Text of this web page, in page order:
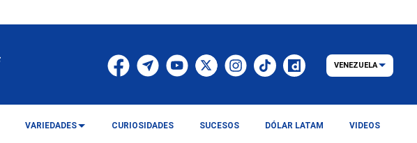
VENEZUELA
VARIEDADES CURIOSIDADES SUCESOS DÓLAR LATAM VIDEOS